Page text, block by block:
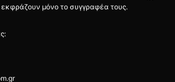
μόνο το συγγραφέα τους.